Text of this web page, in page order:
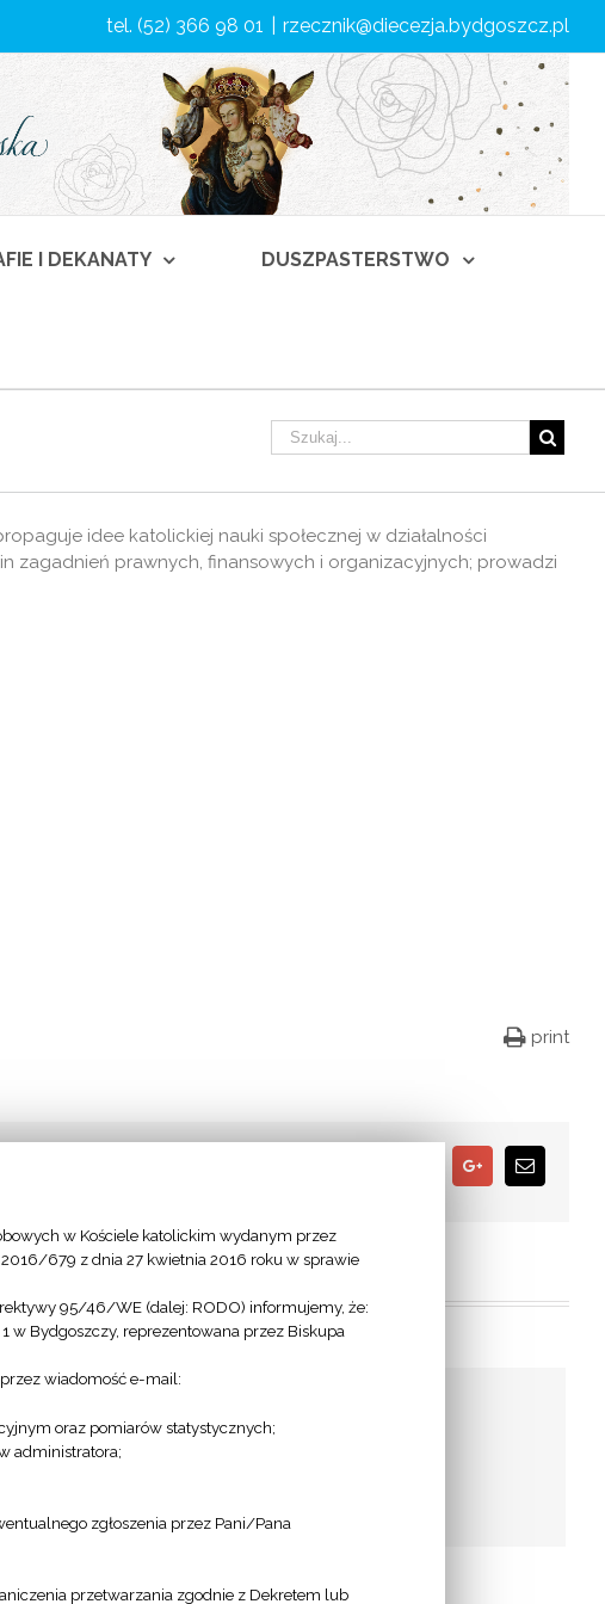
tel. (52) 366 98 01 rzecznik@diecezja.bydgoszcz.pl
I DEKANATY DUSZPASTERSTWO
idee katolickiej nauki społecznej w działalności
zagadnień prawnych, finansowych i organizacyjnych; prowadzi
print
TwitterGoogle+Email
w Kościele katolickim wydanym przez
2016/679 z dnia 27 kwietnia 2016 roku w sprawie
95/46/WE (dalej: RODO) informujemy, że:
w Bydgoszczy, reprezentowana przez Biskupa
wiadomość e-mail:
oraz pomiarów statystycznych;
administratora;
zgłoszenia przez Pani/Pana
przetwarzania zgodnie z Dekretem lub